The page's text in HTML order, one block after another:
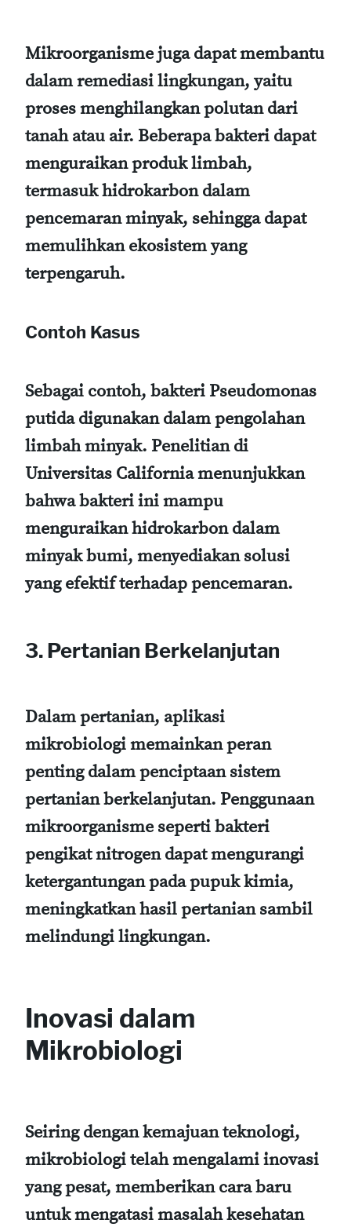
Mikroorganisme juga dapat membantu
dalam remediasi lingkungan, yaitu
proses menghilangkan polutan dari
tanah atau air. Beberapa bakteri dapat
menguraikan produk limbah,
termasuk hidrokarbon dalam
pencemaran minyak, sehingga dapat
memulihkan ekosistem yang
terpengaruh.
Contoh Kasus
Sebagai contoh, bakteri Pseudomonas
putida digunakan dalam pengolahan
limbah minyak. Penelitian di
Universitas California menunjukkan
bahwa bakteri ini mampu
menguraikan hidrokarbon dalam
minyak bumi, menyediakan solusi
yang efektif terhadap pencemaran.
3. Pertanian Berkelanjutan
Dalam pertanian, aplikasi
mikrobiologi memainkan peran
penting dalam penciptaan sistem
pertanian berkelanjutan. Penggunaan
mikroorganisme seperti bakteri
pengikat nitrogen dapat mengurangi
ketergantungan pada pupuk kimia,
meningkatkan hasil pertanian sambil
melindungi lingkungan.
Inovasi dalam
Mikrobiologi
Seiring dengan kemajuan teknologi,
mikrobiologi telah mengalami inovasi
yang pesat, memberikan cara baru
untuk mengatasi masalah kesehatan